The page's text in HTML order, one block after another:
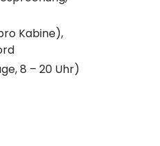
Kabine),
8 – 20 Uhr)